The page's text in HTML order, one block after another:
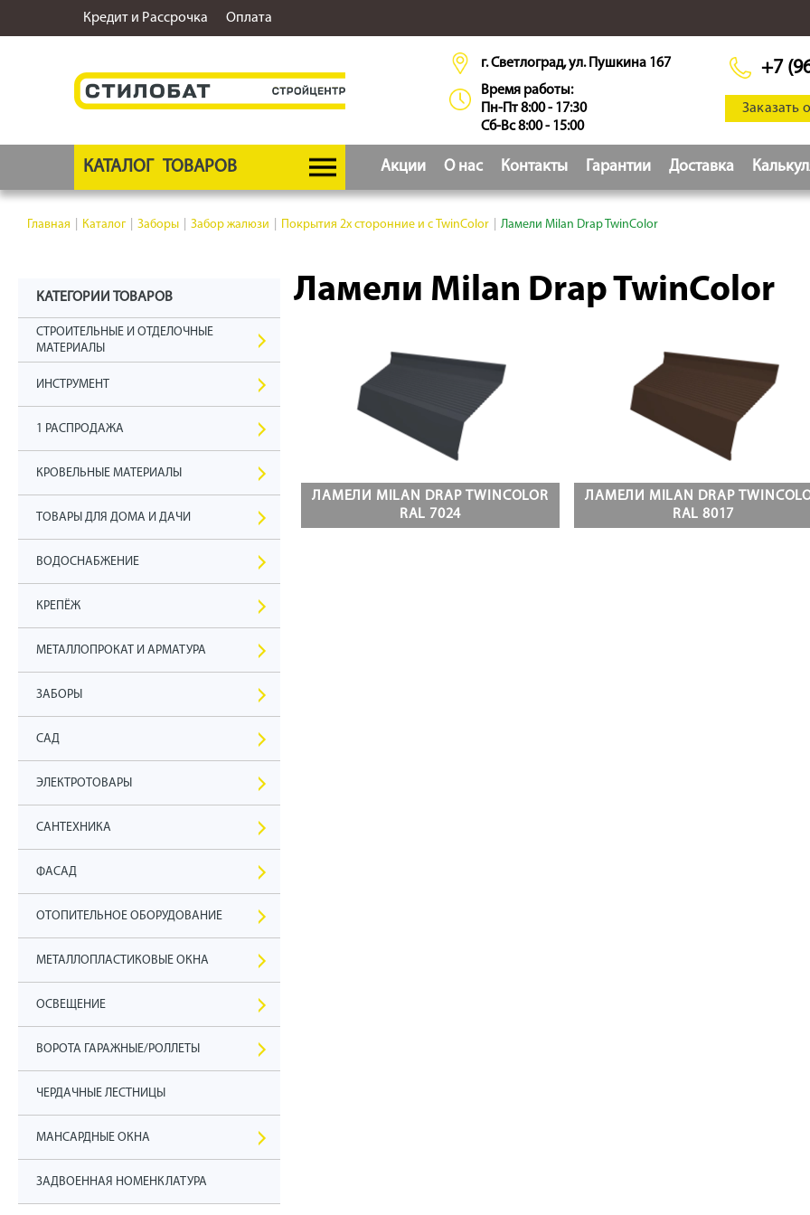
Кредит и Рассрочка Оплата
г. Светлоград, ул. Пушкина 167
Время работы:
Пн-Пт 8:00 - 17:30
Сб-Вс 8:00 - 15:00
+7
Заказать
КАТАЛОГ ТОВАРОВ Акции О нас Контакты Гарантии Доставка
Главная Каталог Заборы Забор жалюзи Покрытия 2х сторонние и с TwinColor Ламели Milan Drap TwinColor
КАТЕГОРИИ ТОВАРОВ
СТРОИТЕЛЬНЫЕ И ОТДЕЛОЧНЫЕ
МАТЕРИАЛЫ
ИНСТРУМЕНТ
1 РАСПРОДАЖА
КРОВЕЛЬНЫЕ МАТЕРИАЛЫ
ТОВАРЫ ДЛЯ ДОМА И ДАЧИ
ВОДОСНАБЖЕНИЕ
КРЕПЁЖ
МЕТАЛЛОПРОКАТ И АРМАТУРА
ЗАБОРЫ
САД
ЭЛЕКТРОТОВАРЫ
САНТЕХНИКА
ФАСАД
ОТОПИТЕЛЬНОЕ ОБОРУДОВАНИЕ
МЕТАЛЛОПЛАСТИКОВЫЕ ОКНА
ОСВЕЩЕНИЕ
ВОРОТА ГАРАЖНЫЕ/РОЛЛЕТЫ
ЧЕРДАЧНЫЕ ЛЕСТНИЦЫ
МАНСАРДНЫЕ ОКНА
ЗАДВОЕННАЯ НОМЕНКЛАТУРА
Ламели Milan Drap TwinColor
ЛАМЕЛИ MILAN DRAP TWINCOLOR
RAL 7024
ЛАМЕЛИ MILAN DRAP
RAL 8017